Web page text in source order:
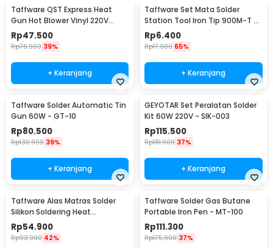
Taffware QST Express Heat
Gun Hot Blower Vinyl 220V
300W - QST-220
Rp47.500
Rp76.900 39%
+ Keranjang
Taffware Set Mata Solder
Station Tool Iron Tip 900M-T 5
PCS - BI5044
Rp6.400
Rp17.900 65%
+ Keranjang
Taffware Solder Automatic Tin
Gun 60W - GT-10
Rp80.500
Rp130.900 39%
+ Keranjang
GEYOTAR Set Peralatan Solder
Kit 60W 220V - SIK-003
Rp115.500
Rp181.900 37%
+ Keranjang
Taffware Alas Matras Solder
Silikon Soldering Heat
Resistant 450x300mm - S-160
Rp54.900
Rp93.900 42%
Taffware Solder Gas Butane
Portable Iron Pen - MT-100
Rp111.300
Rp175.900 37%